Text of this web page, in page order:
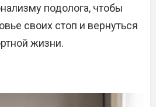
подолога, чтобы
своих стоп и вернуться
жизни.